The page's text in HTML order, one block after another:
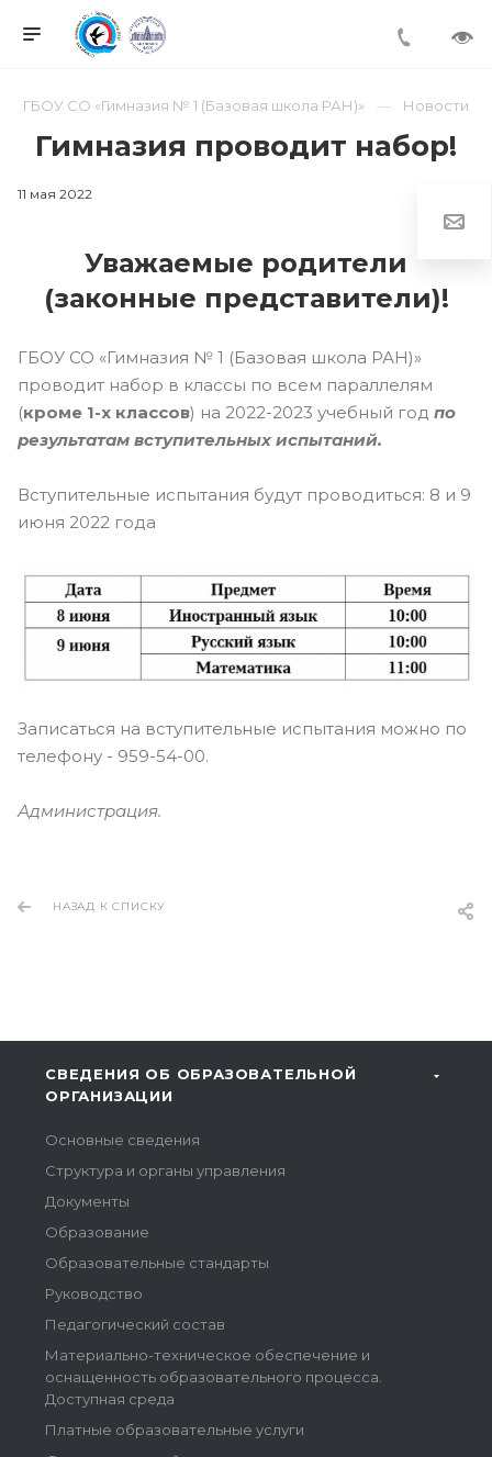
ГБОУ СО «Гимназия № 1 (Базовая школа РАН)» Новости
Гимназия проводит набор!
11 мая 2022
Уважаемые родители
(законные представители)!
ГБОУ СО «Гимназия № 1 (Базовая школа РАН)»
проводит набор в классы по всем параллелям
(кроме 1-х классов) на 2022-2023 учебный год по
результатам вступительных испытаний.
Вступительные испытания будут проводиться: 8 и 9
июня 2022 года
Записаться на вступительные испытания можно по
телефону - 959-54-00.
Администрация.
НАЗАД К СПИСКУ
СВЕДЕНИЯ ОБ ОБРАЗОВАТЕЛЬНОЙ
ОРГАНИЗАЦИИ
Основные сведения
Структура и органы управления
Документы
Образование
Образовательные стандарты
Руководство
Педагогический состав
Материально-техническое обеспечение и
оснащенность образовательного процесса.
Доступная среда
Платные образовательные услуги